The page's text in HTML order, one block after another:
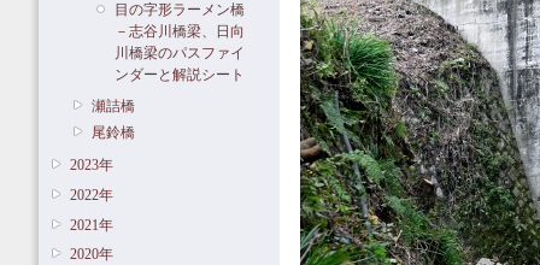
目の字形ラーメン橋
－志谷川橋梁、日向
川橋梁のパスファイ
ンダーと解説シート
瀬詰橋
尾鈴橋
2023年
2022年
2021年
2020年